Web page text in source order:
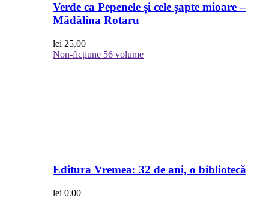
Verde ca Pepenele și cele șapte mioare –
Mădălina Rotaru
lei 25.00
Non-ficțiune 56 volume
Editura Vremea: 32 de ani, o bibliotecă
lei 0.00